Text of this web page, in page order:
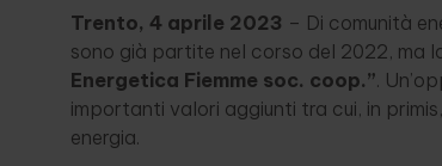
Trento, 4 aprile 2023 – Di comunità
sono già partite nel corso del 2022, ma
Energetica Fiemme soc. coop.”.
importanti valori aggiunti tra cui, in
energia.